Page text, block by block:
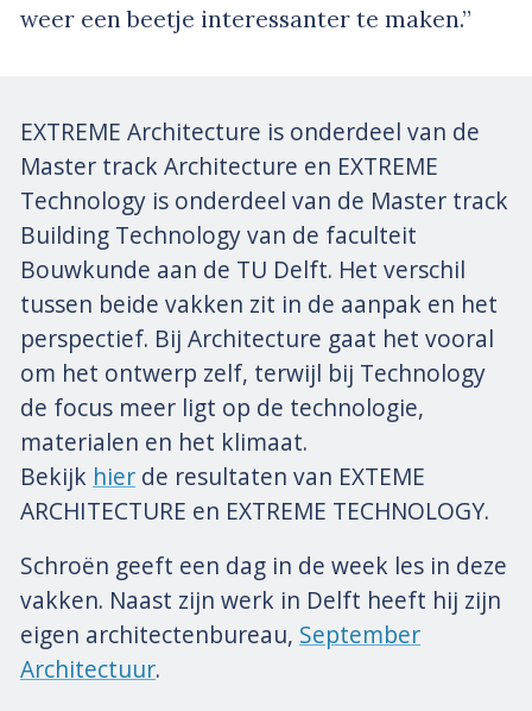
weer een beetje interessanter te maken.”
EXTREME Architecture is onderdeel van de
Master track Architecture en EXTREME
Technology is onderdeel van de Master track
Building Technology van de faculteit
Bouwkunde aan de TU Delft. Het verschil
tussen beide vakken zit in de aanpak en het
perspectief. Bij Architecture gaat het vooral
om het ontwerp zelf, terwijl bij Technology
de focus meer ligt op de technologie,
materialen en het klimaat.
Bekijk hier de resultaten van EXTEME
ARCHITECTURE en EXTREME TECHNOLOGY.
Schroën geeft een dag in de week les in deze
vakken. Naast zijn werk in Delft heeft hij zijn
eigen architectenbureau, September
Architectuur.